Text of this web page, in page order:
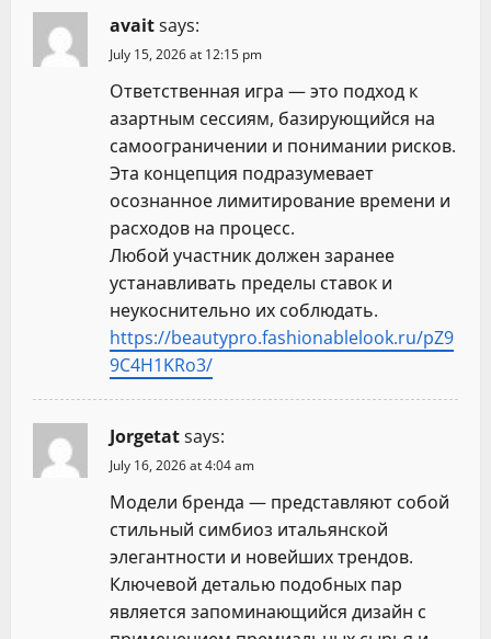
avaitsays:
July 15, 2026 at 12:15 pm
Ответственная игра — это подход к
азартным сессиям, базирующийся на
самоограничении и понимании рисков.
Эта концепция подразумевает
осознанное лимитирование времени и
расходов на процесс.
Любой участник должен заранее
устанавливать пределы ставок и
неукоснительно их соблюдать.
https://beautypro.fashionablelook.ru/pZ9
9C4H1KRo3/
Jorgetatsays:
July 16, 2026 at 4:04 am
Модели бренда — представляют собой
стильный симбиоз итальянской
элегантности и новейших трендов.
Ключевой деталью подобных пар
является запоминающийся дизайн с